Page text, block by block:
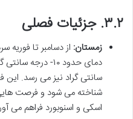
۳.۲. جزئیات فصلی
زمستان: از دسامبر تا فوریه
سانتی گراد نیز می رسد.
شناخته می شود و فرصت
اسکی و اسنوبورد فراهم می